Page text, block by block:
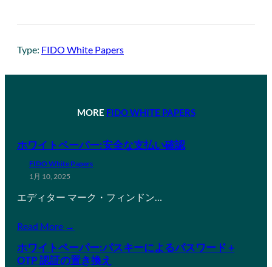
Type: FIDO White Papers
MORE FIDO WHITE PAPERS
ホワイトペーパー:安全な支払い確認
FIDO White Papers
1月 10, 2025
エディター マーク・フィンドン…
Read More →
ホワイトペーパー:パスキーによるパスワード +
OTP 認証の置き換え